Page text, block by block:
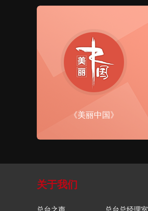
《美丽中国》
关于我们